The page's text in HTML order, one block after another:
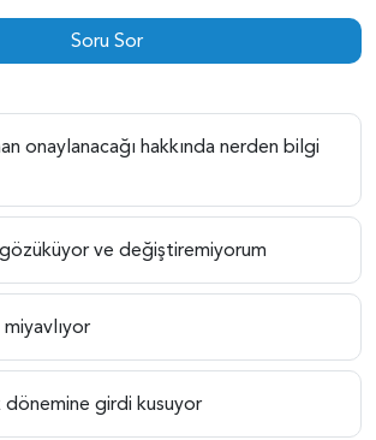
Soru Sor
onaylanacağı hakkında nerden bilgi
ve değiştiremiyorum
dönemine girdi kusuyor